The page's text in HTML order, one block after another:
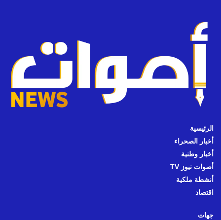
الرئيسية
أخبار الصحراء
أخبار وطنية
أصوات نيوز TV
أنشطة ملكية
اقتصاد
جهات